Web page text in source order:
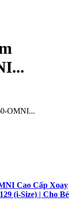
OMNI...
Cao Cấp Xoay
(i-Size) | Cho Bé